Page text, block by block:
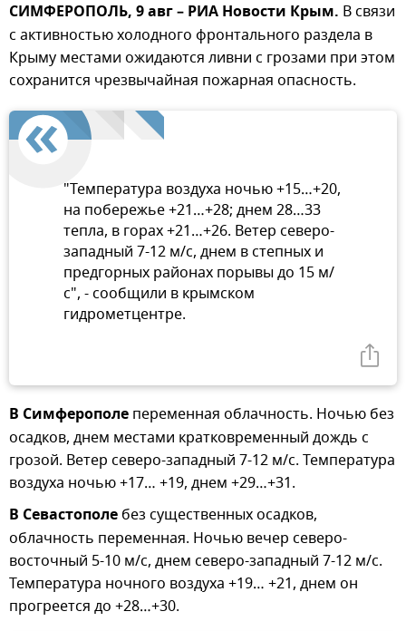
СИМФЕРОПОЛЬ, 9 авг – РИА Новости Крым. В связи
с активностью холодного фронтального раздела в
Крыму местами ожидаются ливни с грозами при этом
сохранится чрезвычайная пожарная опасность.
"Температура воздуха ночью +15…+20,
на побережье +21…+28; днем 28…33
тепла, в горах +21…+26. Ветер северо-
западный 7-12 м/с, днем в степных и
предгорных районах порывы до 15 м/
с", - сообщили в крымском
гидрометцентре.
В Симферополе переменная облачность. Ночью без
осадков, днем местами кратковременный дождь с
грозой. Ветер северо-западный 7-12 м/с. Температура
воздуха ночью +17… +19, днем +29…+31.
В Севастополе без существенных осадков,
облачность переменная. Ночью вечер северо-
восточный 5-10 м/с, днем северо-западный 7-12 м/с.
Температура ночного воздуха +19… +21, днем он
прогреется до +28…+30.